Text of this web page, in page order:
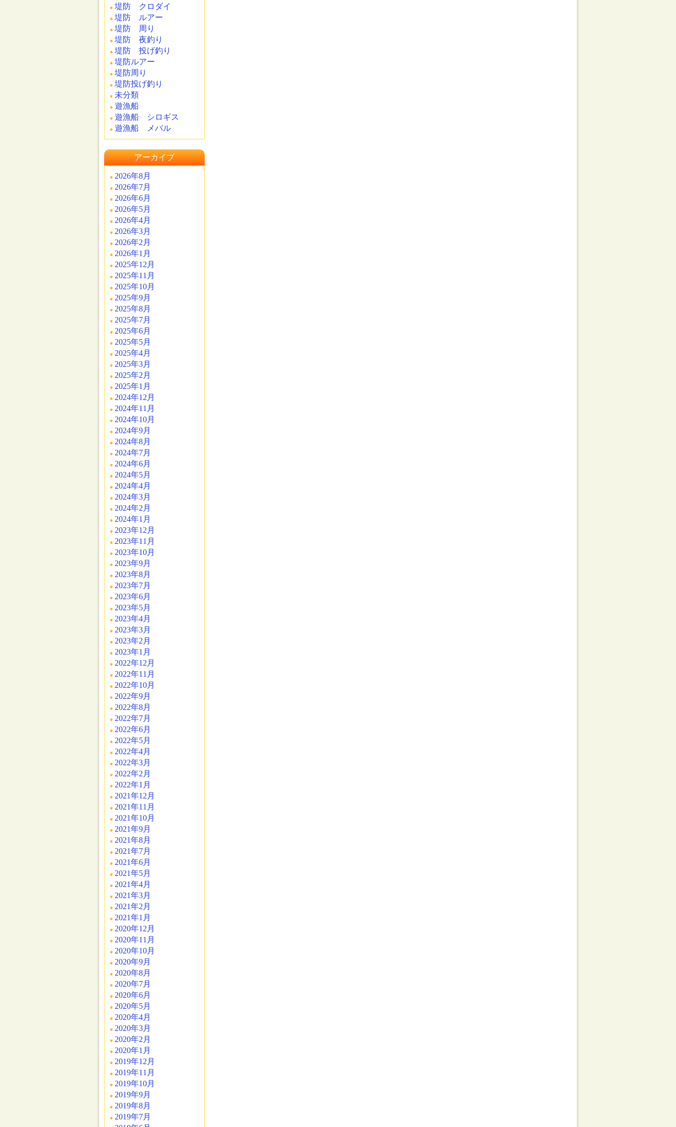
堤防 クロダイ
堤防 ルアー
堤防 周り
堤防 夜釣り
堤防 投げ釣り
堤防ルアー
堤防周り
堤防投げ釣り
未分類
遊漁船
遊漁船 シロギス
遊漁船 メバル
アーカイブ
2026年8月
2026年7月
2026年6月
2026年5月
2026年4月
2026年3月
2026年2月
2026年1月
2025年12月
2025年11月
2025年10月
2025年9月
2025年8月
2025年7月
2025年6月
2025年5月
2025年4月
2025年3月
2025年2月
2025年1月
2024年12月
2024年11月
2024年10月
2024年9月
2024年8月
2024年7月
2024年6月
2024年5月
2024年4月
2024年3月
2024年2月
2024年1月
2023年12月
2023年11月
2023年10月
2023年9月
2023年8月
2023年7月
2023年6月
2023年5月
2023年4月
2023年3月
2023年2月
2023年1月
2022年12月
2022年11月
2022年10月
2022年9月
2022年8月
2022年7月
2022年6月
2022年5月
2022年4月
2022年3月
2022年2月
2022年1月
2021年12月
2021年11月
2021年10月
2021年9月
2021年8月
2021年7月
2021年6月
2021年5月
2021年4月
2021年3月
2021年2月
2021年1月
2020年12月
2020年11月
2020年10月
2020年9月
2020年8月
2020年7月
2020年6月
2020年5月
2020年4月
2020年3月
2020年2月
2020年1月
2019年12月
2019年11月
2019年10月
2019年9月
2019年8月
2019年7月